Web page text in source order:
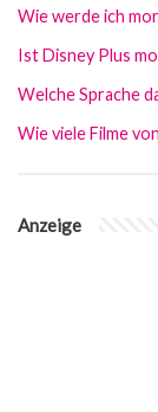
Wie werde ich
Ist Disney Plus
Welche Sprache
Wie viele Filme
Anzeige